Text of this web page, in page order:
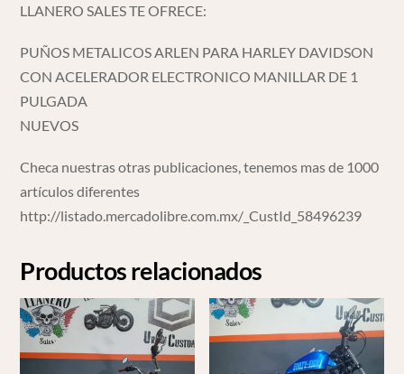
LLANERO SALES TE OFRECE:
PUÑOS METALICOS ARLEN PARA HARLEY DAVIDSON
CON ACELERADOR ELECTRONICO MANILLAR DE 1
PULGADA
NUEVOS
Checa nuestras otras publicaciones, tenemos mas de 1000
artículos diferentes
http://listado.mercadolibre.com.mx/_CustId_58496239
Productos relacionados